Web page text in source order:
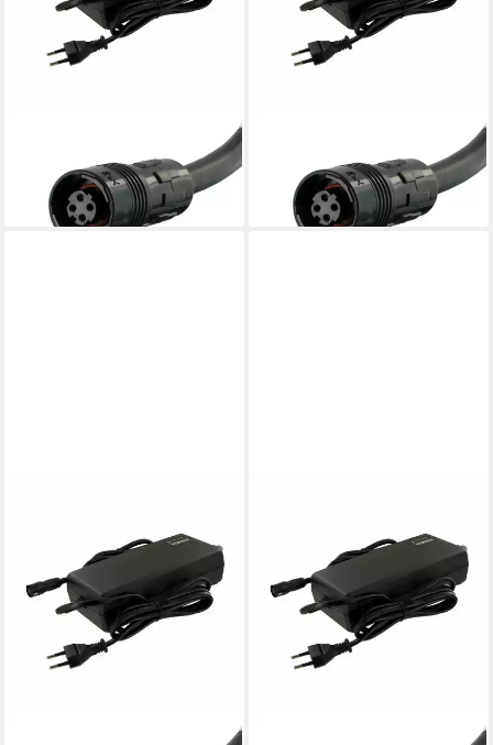
Batterie-Ladegerät
159,85 €
lieferbar - in 3-4 Werktagen bei dir
Batterie-Ladegerät
159,85 €
lieferbar - in 3-4 Werktagen bei dir